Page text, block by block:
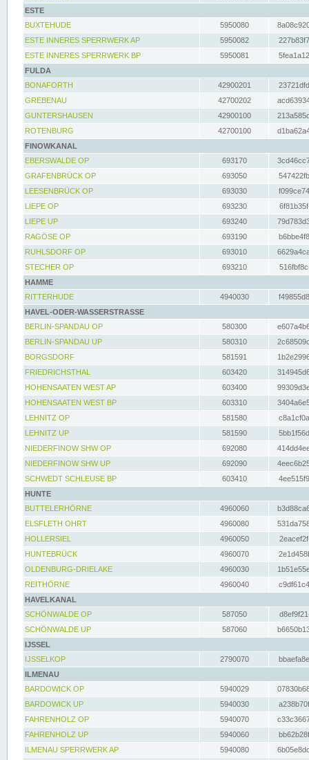
ESTE
BUXTEHUDE
5950080
ESTE INNERES SPERRWERK AP
5950082
ESTE INNERES SPERRWERK BP
5950081
FULDA
BONAFORTH
42900201
GREBENAU
42700202
GUNTERSHAUSEN
42900100
ROTENBURG
42700100
FINOWKANAL
EBERSWALDE OP
693170
GRAFENBRÜCK OP
693050
LEESENBRÜCK OP
693030
LIEPE OP
693230
LIEPE UP
693240
RAGÖSE OP
693190
RUHLSDORF OP
693010
STECHER OP
693210
HAMME
RITTERHUDE
4940030
HAVEL-ODER-WASSERSTRASSE
BERLIN-SPANDAU OP
580300
BERLIN-SPANDAU UP
580310
BORGSDORF
581591
FRIEDRICHSTHAL
603420
HOHENSAATEN WEST AP
603400
HOHENSAATEN WEST BP
603310
LEHNITZ OP
581580
LEHNITZ UP
581590
NIEDERFINOW SHW OP
692080
NIEDERFINOW SHW UP
692090
SCHWEDT SCHLEUSE BP
603410
HUNTE
BUTTELERHÖRNE
4960060
ELSFLETH OHRT
4960080
HOLLERSIEL
4960050
HUNTEBRÜCK
4960070
OLDENBURG-DRIELAKE
4960030
REITHÖRNE
4960040
HAVELKANAL
SCHÖNWALDE OP
587050
SCHÖNWALDE UP
587060
IJSSEL
IJSSELKOP
2790070
ILMENAU
BARDOWICK OP
5940029
BARDOWICK UP
5940030
FAHRENHOLZ OP
5940070
FAHRENHOLZ UP
5940060
ILMENAU SPERRWERK AP
5940080